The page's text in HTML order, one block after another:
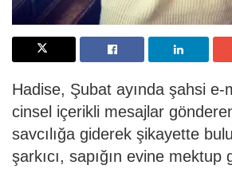
Hadise, Şubat ayında şahsi e-
cinsel içerikli mesajlar
savcılığa giderek şikayette
şarkıcı, sapığın evine mektup